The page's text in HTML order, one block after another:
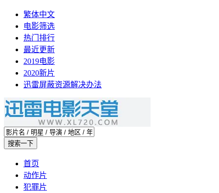
繁体中文
电影筛选
热门排行
最近更新
2019电影
2020新片
迅雷屏蔽资源解决办法
首页
动作片
犯罪片